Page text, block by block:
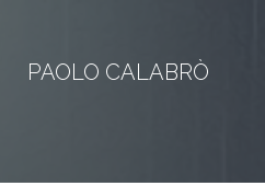
PAOLO CALABRÒ